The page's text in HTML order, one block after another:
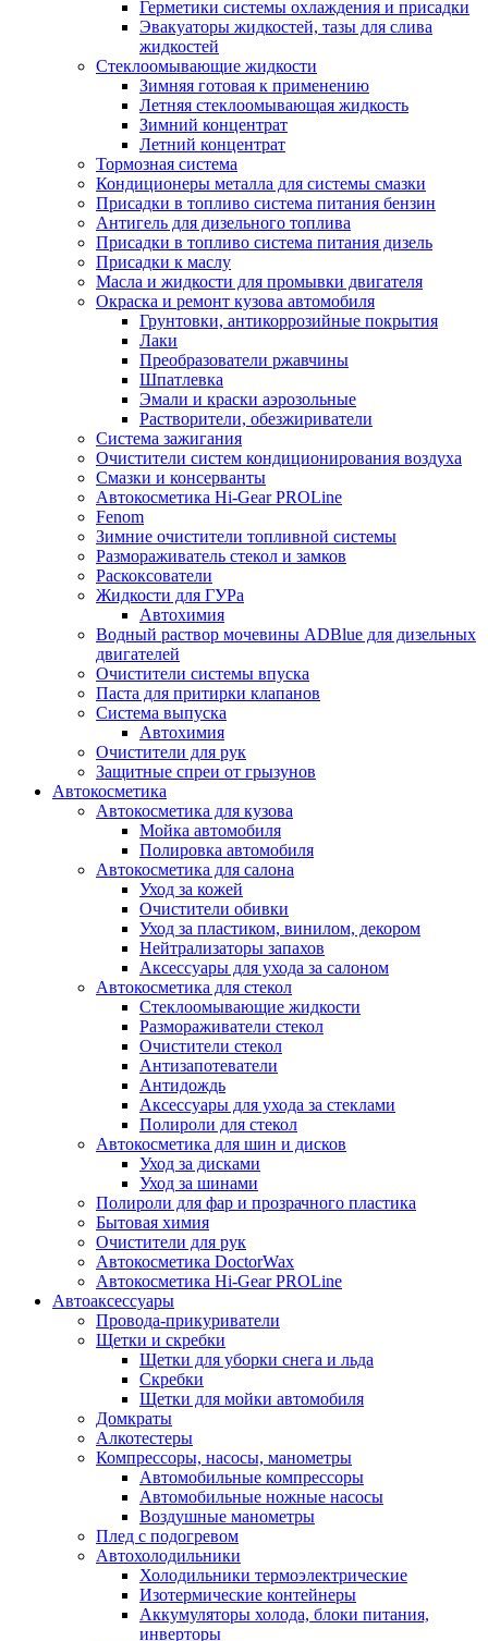
Герметики системы охлаждения и присадки
Эвакуаторы жидкостей, тазы для слива
жидкостей
Стеклоомывающие жидкости
Зимняя готовая к применению
Летняя стеклоомывающая жидкость
Зимний концентрат
Летний концентрат
Тормозная система
Кондиционеры металла для системы смазки
Присадки в топливо система питания бензин
Антигель для дизельного топлива
Присадки в топливо система питания дизель
Присадки к маслу
Масла и жидкости для промывки двигателя
Окраска и ремонт кузова автомобиля
Грунтовки, антикоррозийные покрытия
Лаки
Преобразователи ржавчины
Шпатлевка
Эмали и краски аэрозольные
Растворители, обезжириватели
Система зажигания
Очистители систем кондиционирования воздуха
Смазки и консерванты
Автокосметика Hi-Gear PROLine
Fenom
Зимние очистители топливной системы
Размораживатель стекол и замков
Раскоксователи
Жидкости для ГУРа
Автохимия
Водный раствор мочевины ADBlue для дизельных
двигателей
Очистители системы впуска
Паста для притирки клапанов
Система выпуска
Автохимия
Очистители для рук
Защитные спреи от грызунов
Автокосметика
Автокосметика для кузова
Мойка автомобиля
Полировка автомобиля
Автокосметика для салона
Уход за кожей
Очистители обивки
Уход за пластиком, винилом, декором
Нейтрализаторы запахов
Аксессуары для ухода за салоном
Автокосметика для стекол
Стеклоомывающие жидкости
Размораживатели стекол
Очистители стекол
Антизапотеватели
Антидождь
Аксессуары для ухода за стеклами
Полироли для стекол
Автокосметика для шин и дисков
Уход за дисками
Уход за шинами
Полироли для фар и прозрачного пластика
Бытовая химия
Очистители для рук
Автокосметика DoctorWax
Автокосметика Hi-Gear PROLine
Автоаксессуары
Провода-прикуриватели
Щетки и скребки
Щетки для уборки снега и льда
Скребки
Щетки для мойки автомобиля
Домкраты
Алкотестеры
Компрессоры, насосы, манометры
Автомобильные компрессоры
Автомобильные ножные насосы
Воздушные манометры
Плед с подогревом
Автохолодильники
Холодильники термоэлектрические
Изотермические контейнеры
Аккумуляторы холода, блоки питания,
инверторы